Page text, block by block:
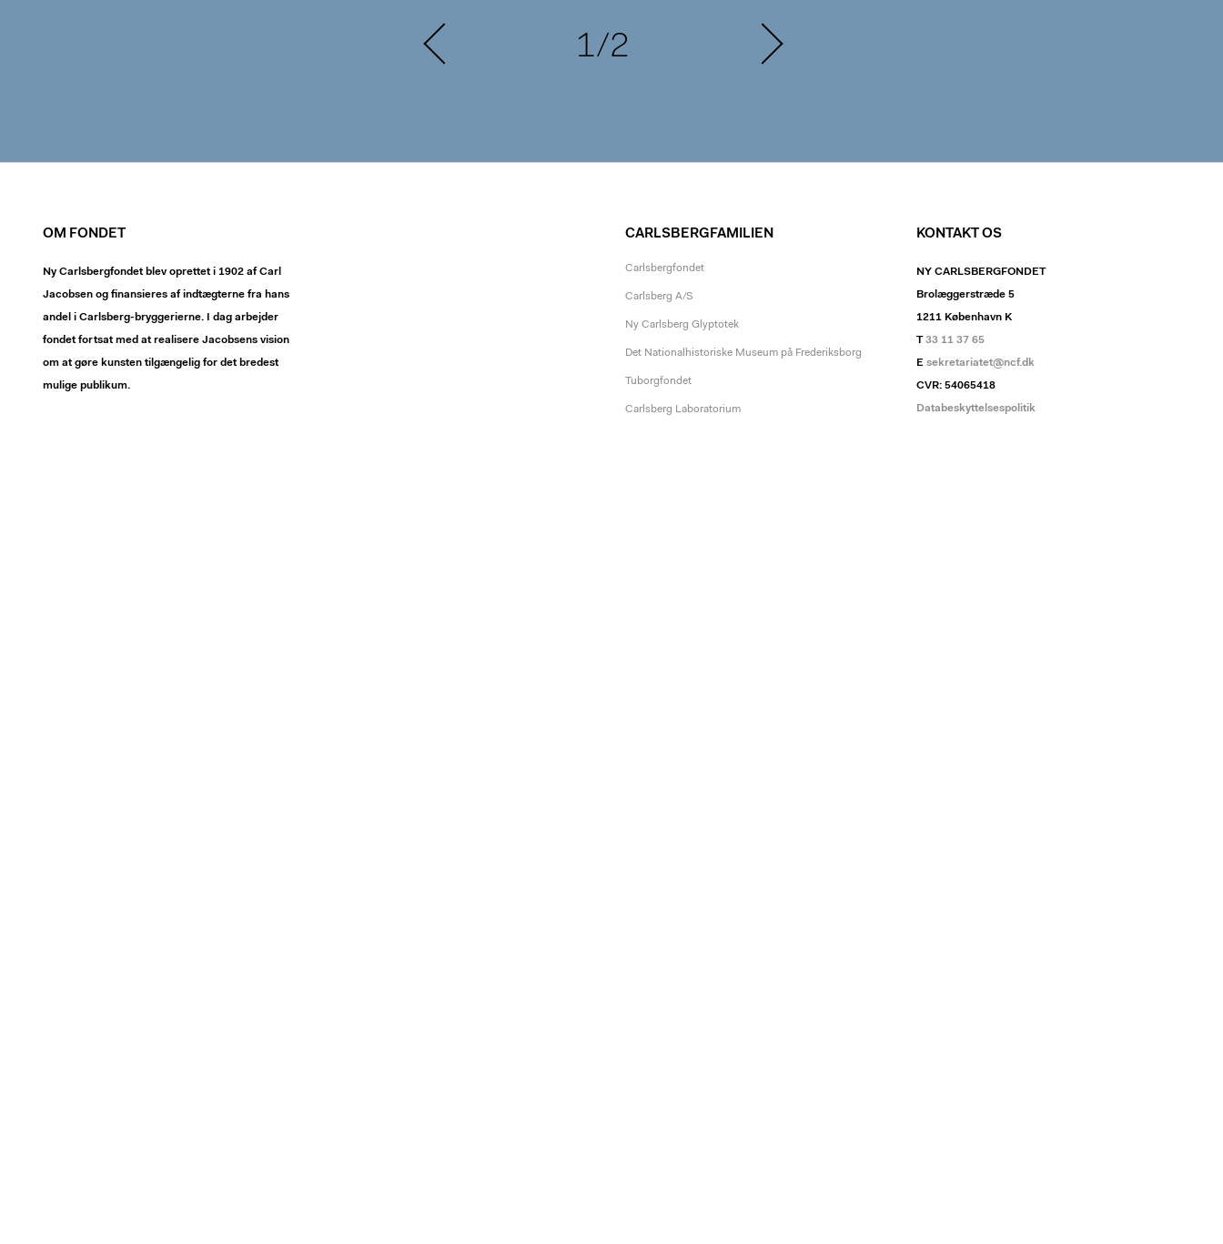
1/2
OM FONDET
Ny Carlsbergfondet blev oprettet i 1902 af Carl
Jacobsen og finansieres af indtægterne fra hans
andel i Carlsberg-bryggerierne. I dag arbejder
fondet fortsat med at realisere Jacobsens vision
om at gøre kunsten tilgængelig for det bredest
mulige publikum.
CARLSBERGFAMILIEN
Carlsbergfondet
Carlsberg A/S
Ny Carlsberg Glyptotek
Det Nationalhistoriske Museum på Frederiksborg
Tuborgfondet
Carlsberg Laboratorium
KONTAKT OS
NY CARLSBERGFONDET
Brolæggerstræde 5
1211 København K
T33 11 37 65
E sekretariatet@ncf.dk
CVR: 54065418
Databeskyttelsespolitik